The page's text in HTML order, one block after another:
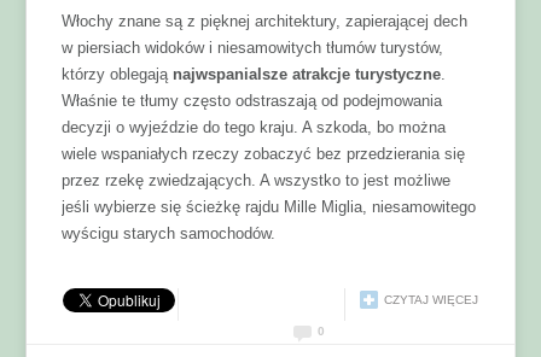
Włochy znane są z pięknej architektury, zapierającej dech
w piersiach widoków i niesamowitych tłumów turystów,
którzy oblegają najwspanialsze atrakcje turystyczne
Właśnie te tłumy często odstraszają od podejmowania
decyzji o wyjeździe do tego kraju. A szkoda, bo można
wiele wspaniałych rzeczy zobaczyć bez przedzierania się
przez rzekę zwiedzających. A wszystko to jest możliwe
jeśli wybierze się ścieżkę rajdu Mille Miglia, niesamowitego
wyścigu starych samochodów.
CZYTAJ WIĘCEJ
0